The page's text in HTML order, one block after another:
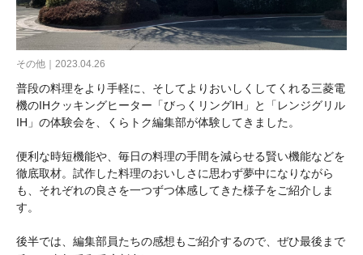
その他｜2023.04.26
普段の料理をより手軽に、そしてよりおいしくしてくれる三菱電
機のIHクッキングヒーター「びっくリングIH」と「レンジグリル
IH」の体験会を、くらトク編集部が体験してきました。
便利な時短機能や、毎日の料理の手間を減らせる賢い機能などを
徹底取材。試作した料理のおいしさに思わず夢中になりながら
も、それぞれの良さを一つずつ体感してきた様子をご紹介しま
す。
後半では、編集部員たちの感想もご紹介するので、ぜひ最後まで